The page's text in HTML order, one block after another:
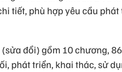
tiết, phù hợp yêu cầu
đổi) gồm 10 chương,
phát triển, khai thác, sử